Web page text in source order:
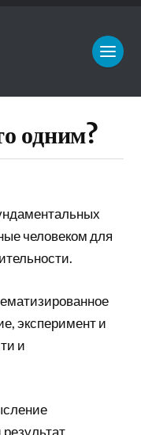
одним?
человеком для
эксперимент и
и